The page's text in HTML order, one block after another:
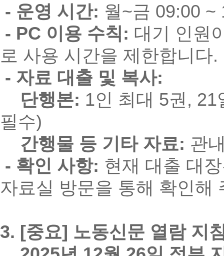
- 운영 시간: 월~금 09:00 ~
- PC 이용 수칙: 대기 인원
로 사용 시간을 제한합니다.
- 자료 대출 및 복사:
단행본: 1인 최대 5권,
필수)
간행물 등 기타 자료: 관
- 확인 사항: 현재 대출 대
자료실 방문을 통해 확인해
3. [중요] 노동신문 열람 지